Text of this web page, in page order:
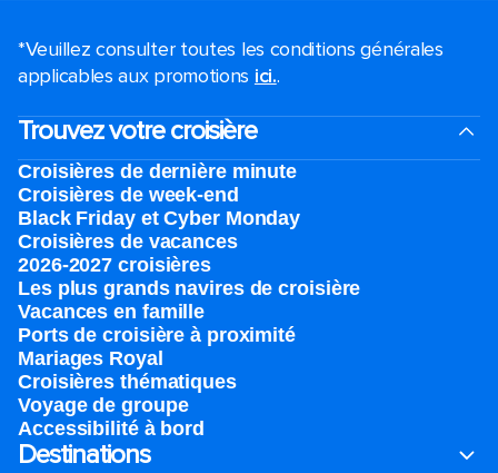
*Veuillez consulter toutes les conditions générales
applicables aux promotions ici..
Trouvez votre croisière
Croisières de dernière minute
Croisières de week-end
Black Friday et Cyber Monday
Croisières de vacances
2026-2027 croisières
Les plus grands navires de croisière
Vacances en famille
Ports de croisière à proximité
Mariages Royal
Croisières thématiques
Voyage de groupe​
Accessibilité à bord​
Destinations